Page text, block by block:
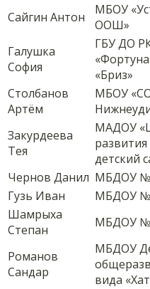
Сайгин Антон
МБОУ
ООШ»
Галушка
София
ГБУ ДО
«Бриз»
Столбанов
Артём
МБОУ
Закурдеева
Тея
МАДОУ
детский
Чернов Данил МБДОУ
Гузь Иван
МБДОУ
Шамрыха
Степан
МБДОУ
Романов
Сандар
МБДОУ
вида